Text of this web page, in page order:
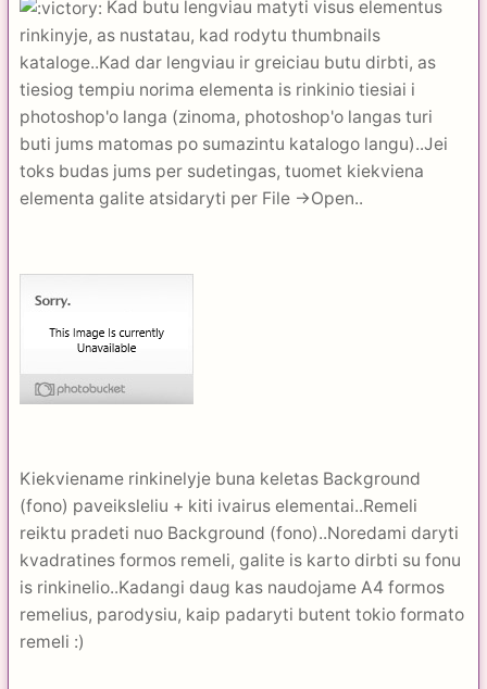
Kad butu lengviau matyti visus elementus
rinkinyje, as nustatau, kad rodytu thumbnails
kataloge..Kad dar lengviau ir greiciau butu dirbti, as
tiesiog tempiu norima elementa is rinkinio tiesiai i
photoshop'o langa (zinoma, photoshop'o langas turi
buti jums matomas po sumazintu katalogo langu)..Jei
toks budas jums per sudetingas, tuomet kiekviena
elementa galite atsidaryti per File ->Open..
Kiekviename rinkinelyje buna keletas Background
(fono) paveiksleliu + kiti ivairus elementai..Remeli
reiktu pradeti nuo Background (fono)..Noredami daryti
kvadratines formos remeli, galite is karto dirbti su fonu
is rinkinelio..Kadangi daug kas naudojame A4 formos
remelius, parodysiu, kaip padaryti butent tokio formato
remeli :)